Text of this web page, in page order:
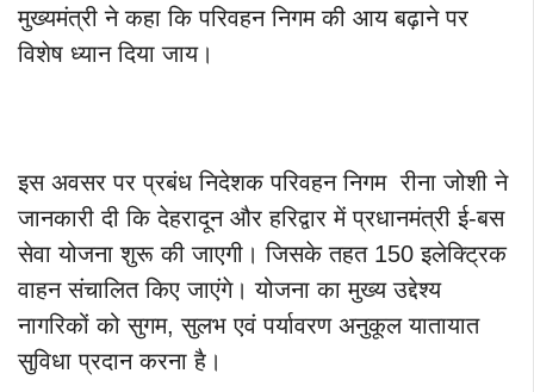
मुख्यमंत्री ने कहा कि परिवहन निगम की आय बढ़ाने पर
विशेष ध्यान दिया जाय।
इस अवसर पर प्रबंध निदेशक परिवहन निगम रीना जोशी ने
जानकारी दी कि देहरादून और हरिद्वार में प्रधानमंत्री ई-बस
सेवा योजना शुरू की जाएगी। जिसके तहत 150 इलेक्ट्रिक
वाहन संचालित किए जाएंगे। योजना का मुख्य उद्देश्य
नागरिकों को सुगम, सुलभ एवं पर्यावरण अनुकूल यातायात
सुविधा प्रदान करना है।